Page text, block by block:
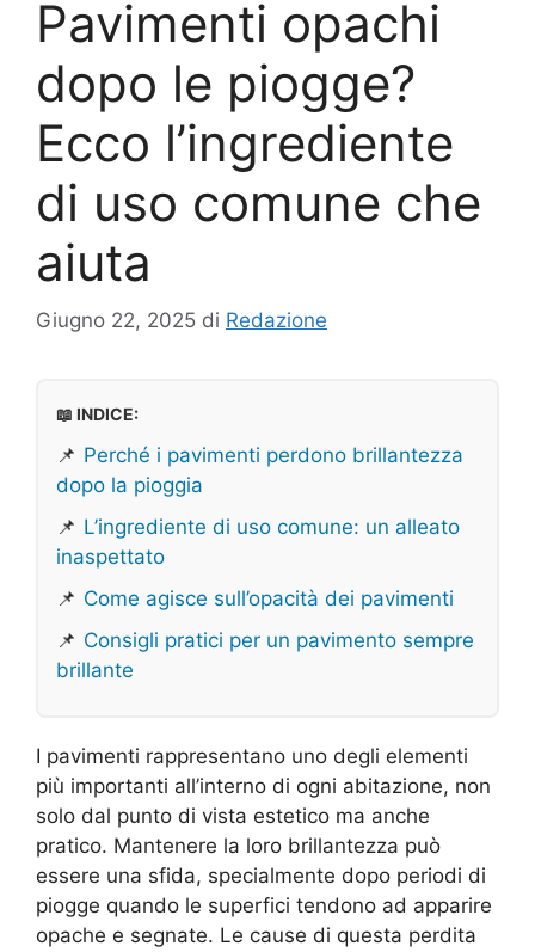
Pavimenti opachi
dopo le piogge?
Ecco l’ingrediente
di uso comune che
aiuta
Giugno 22, 2025 di Redazione
📖 INDICE:
📌 Perché i pavimenti perdono brillantezza
dopo la pioggia
📌 L’ingrediente di uso comune: un alleato
inaspettato
📌 Come agisce sull’opacità dei pavimenti
📌 Consigli pratici per un pavimento sempre
brillante
I pavimenti rappresentano uno degli elementi
più importanti all’interno di ogni abitazione, non
solo dal punto di vista estetico ma anche
pratico. Mantenere la loro brillantezza può
essere una sfida, specialmente dopo periodi di
piogge quando le superfici tendono ad apparire
opache e segnate. Le cause di questa perdita